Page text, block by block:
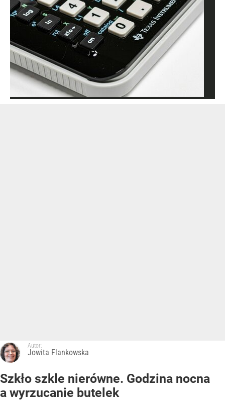
Autor:
Jowita Flankowska
Szkło szkle nierówne. Godzina nocna
a wyrzucanie butelek